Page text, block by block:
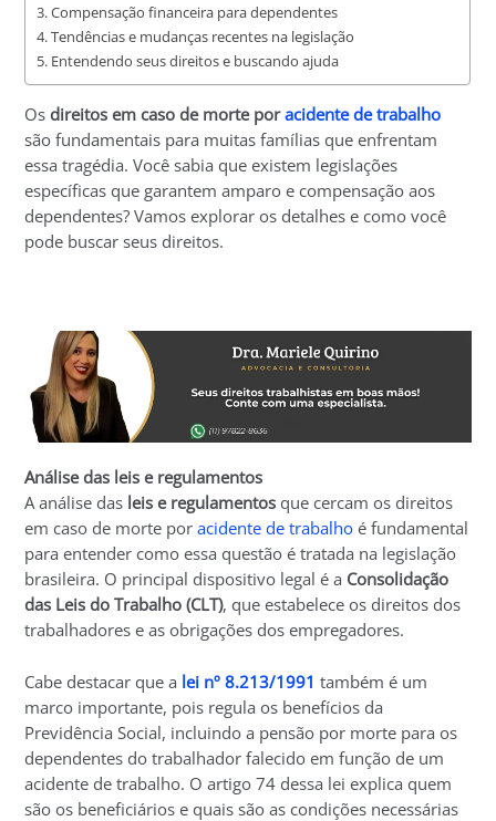
Compensação financeira para dependentes
Tendências e mudanças recentes na legislação
Entendendo seus direitos e buscando ajuda
Osdireitos em caso de morte poracidente de trabalho
são fundamentais para muitas famílias que enfrentam
essa tragédia. Você sabia que existem legislações
específicas que garantem amparo e compensação aos
dependentes? Vamos explorar os detalhes e como você
pode buscar seus direitos.
Análise das leis e regulamentos
A análise das leis e regulamentos que cercam os direitos
em caso de morte poracidente de trabalho é fundamental
para entender como essa questão é tratada na legislação
brasileira. O principal dispositivo legal é a Consolidação
das Leis do Trabalho (CLT), que estabelece os direitos dos
trabalhadores e as obrigações dos empregadores.
Cabe destacar que a lei nº 8.213/1991 também é um
marco importante, pois regula os benefícios da
Previdência Social, incluindo a pensão por morte para os
dependentes do trabalhador falecido em função de um
acidente de trabalho. O artigo 74 dessa lei explica quem
são os beneficiários e quais são as condições necessárias